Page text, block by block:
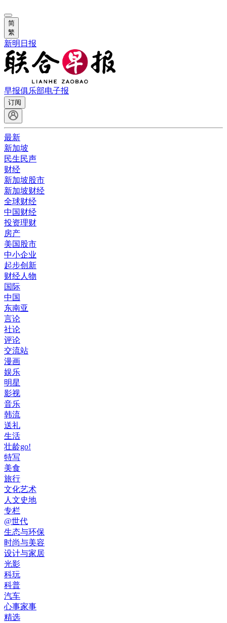
简
繁
新明日报
早报俱乐部电子报
订阅
最新
新加坡
民生民声
财经
新加坡股市
新加坡财经
全球财经
中国财经
投资理财
房产
美国股市
中小企业
起步创新
财经人物
国际
中国
东南亚
言论
社论
评论
交流站
漫画
娱乐
明星
影视
音乐
韩流
送礼
生活
壮龄go!
特写
美食
旅行
文化艺术
人文史地
专栏
@世代
生态与环保
时尚与美容
设计与家居
光影
科玩
科普
汽车
心事家事
精选